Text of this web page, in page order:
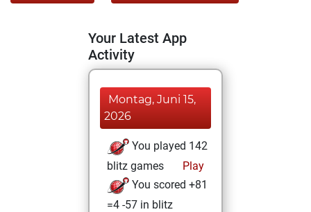
Your Latest App
Activity
Montag, Juni 15,
2026
You played 142
blitz games
Play
You scored +81
=4 -57 in blitz